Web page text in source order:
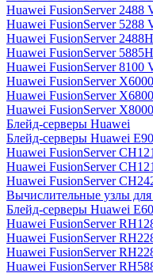
Huawei FusionServer 2488
Huawei FusionServer 5288
Huawei FusionServer
Huawei FusionServer
Huawei FusionServer 8100
Huawei FusionServer X6000
Huawei FusionServer X6800
Huawei FusionServer X8000
Блейд-серверы Huawei
Блейд-серверы Huawei
Huawei FusionServer
Huawei FusionServer
Huawei FusionServer
Вычислительные узлы
Блейд-серверы Huawei
Huawei FusionServer
Huawei FusionServer
Huawei FusionServer
Huawei FusionServer